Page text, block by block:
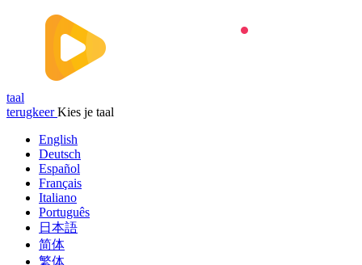
taal
terugkeer Kies je taal
English
Deutsch
Español
Français
Italiano
Português
日本語
简体
繁体